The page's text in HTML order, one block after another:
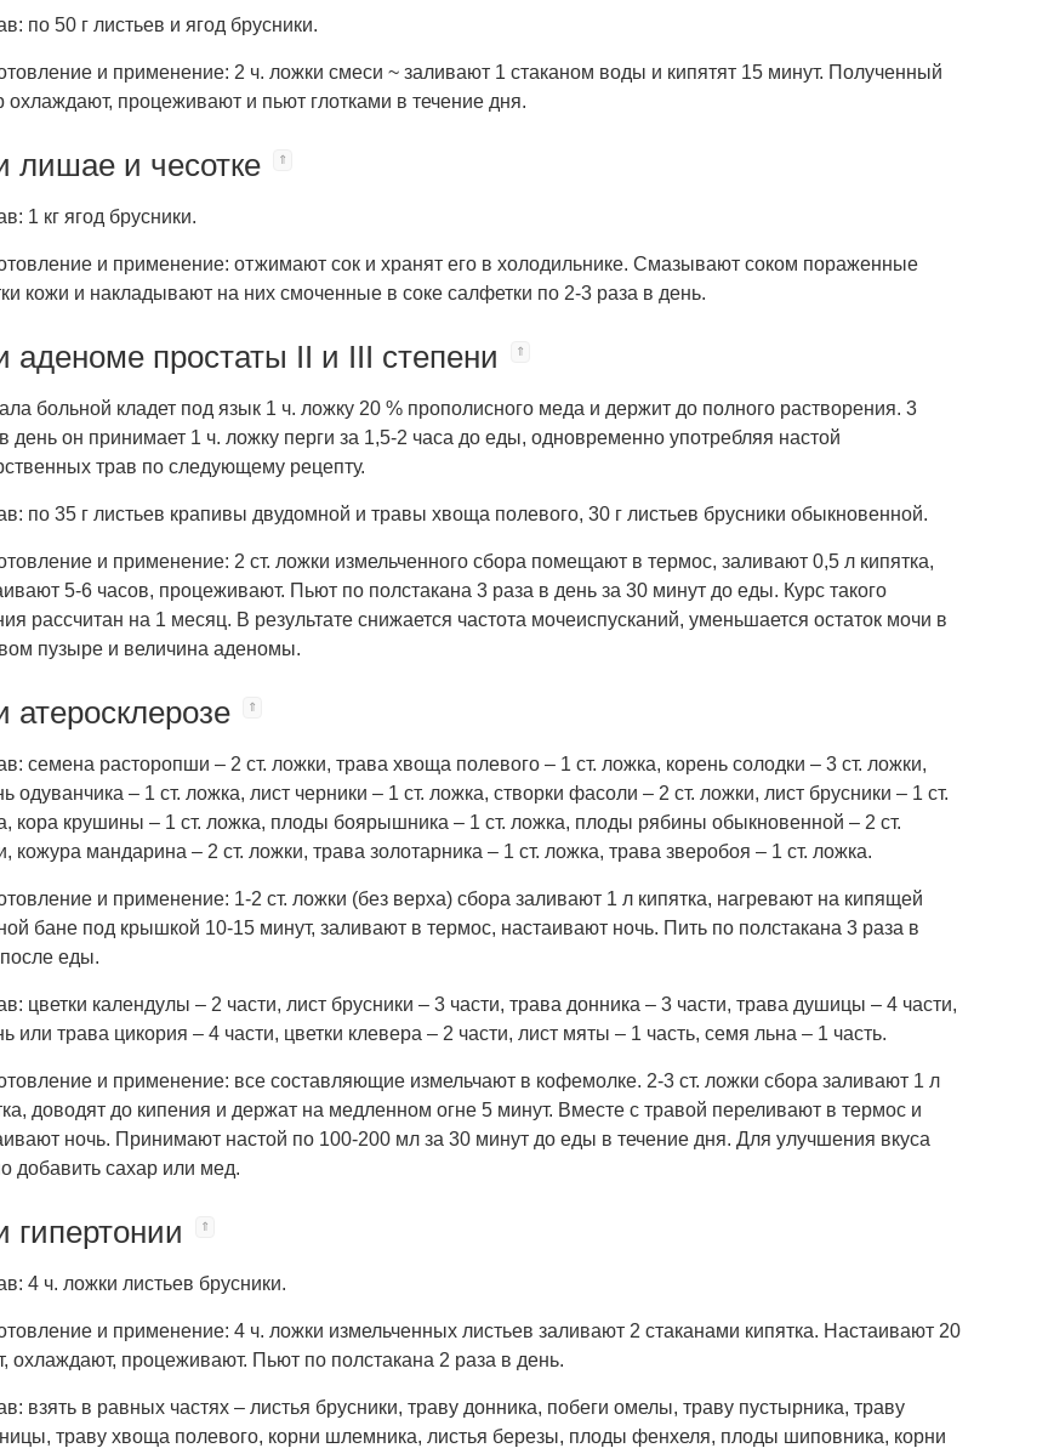
по 50 г листьев и ягод брусники.
и применение: 2 ч. ложки смеси ~ заливают 1 стаканом воды и кипятят 15 минут. Полученный
охлаждают, процеживают и пьют глотками в течение дня.
лишае и чесотке
1 кг ягод брусники.
и применение: отжимают сок и хранят его в холодильнике. Смазывают соком пораженные
кожи и накладывают на них смоченные в соке салфетки по 2-3 раза в день.
аденоме простаты II и III степени
больной кладет под язык 1 ч. ложку 20 % прополисного меда и держит до полного растворения. 3
день он принимает 1 ч. ложку перги за 1,5-2 часа до еды, одновременно употребляя настой
трав по следующему рецепту.
по 35 г листьев крапивы двудомной и травы хвоща полевого, 30 г листьев брусники обыкновенной.
и применение: 2 ст. ложки измельченного сбора помещают в термос, заливают 0,5 л кипятка,
5-6 часов, процеживают. Пьют по полстакана 3 раза в день за 30 минут до еды. Курс такого
рассчитан на 1 месяц. В результате снижается частота мочеиспусканий, уменьшается остаток мочи в
пузыре и величина аденомы.
атеросклерозе
семена расторопши – 2 ст. ложки, трава хвоща полевого – 1 ст. ложка, корень солодки – 3 ст. ложки,
одуванчика – 1 ст. ложка, лист черники – 1 ст. ложка, створки фасоли – 2 ст. ложки, лист брусники – 1 ст.
кора крушины – 1 ст. ложка, плоды боярышника – 1 ст. ложка, плоды рябины обыкновенной – 2 ст.
кожура мандарина – 2 ст. ложки, трава золотарника – 1 ст. ложка, трава зверобоя – 1 ст. ложка.
и применение: 1-2 ст. ложки (без верха) сбора заливают 1 л кипятка, нагревают на кипящей
бане под крышкой 10-15 минут, заливают в термос, настаивают ночь. Пить по полстакана 3 раза в
еды.
цветки календулы – 2 части, лист брусники – 3 части, трава донника – 3 части, трава душицы – 4 части,
или трава цикория – 4 части, цветки клевера – 2 части, лист мяты – 1 часть, семя льна – 1 часть.
и применение: все составляющие измельчают в кофемолке. 2-3 ст. ложки сбора заливают 1 л
доводят до кипения и держат на медленном огне 5 минут. Вместе с травой переливают в термос и
ночь. Принимают настой по 100-200 мл за 30 минут до еды в течение дня. Для улучшения вкуса
добавить сахар или мед.
гипертонии
4 ч. ложки листьев брусники.
и применение: 4 ч. ложки измельченных листьев заливают 2 стаканами кипятка. Настаивают 20
охлаждают, процеживают. Пьют по полстакана 2 раза в день.
взять в равных частях – листья брусники, траву донника, побеги омелы, траву пустырника, траву
траву хвоща полевого, корни шлемника, листья березы, плоды фенхеля, плоды шиповника, корни